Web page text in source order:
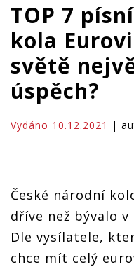
TOP 7
kola
světě
úspěch?
Vydáno 10.12.2021 |
České národní
dříve než bývalo
Dle vysílatele,
chce mít celý